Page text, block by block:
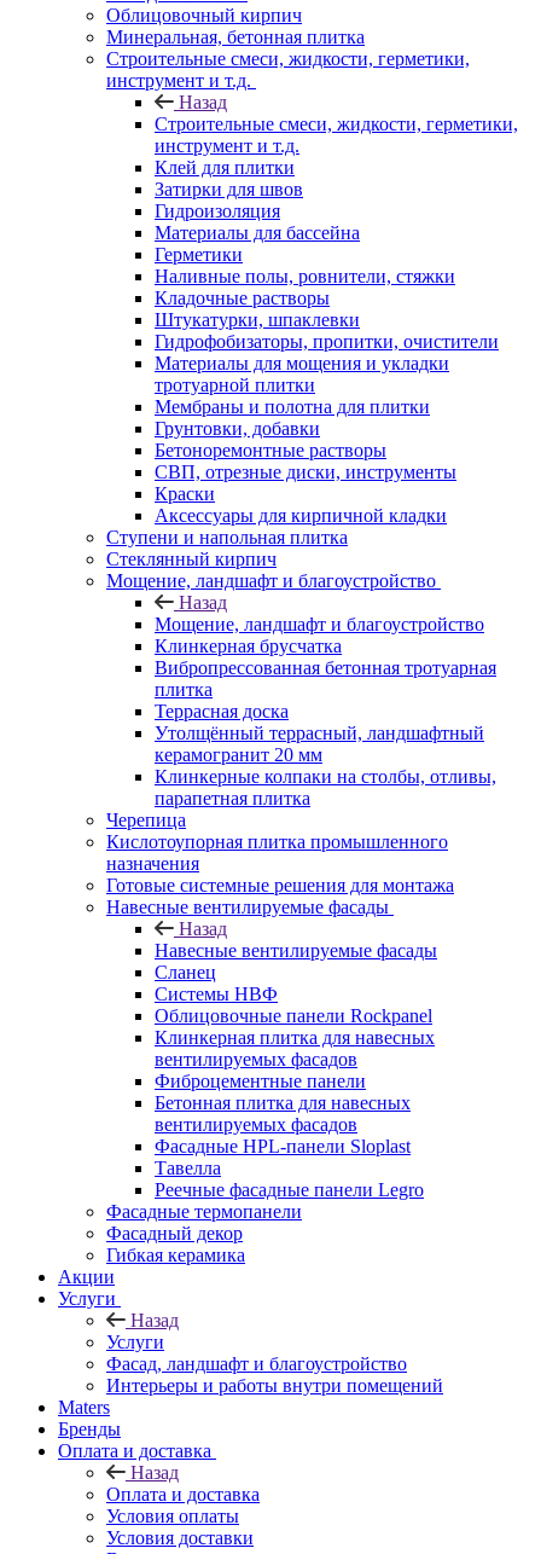
Облицовочный кирпич
Минеральная, бетонная плитка
Строительные смеси, жидкости, герметики,
инструмент и т.д.
Назад
Строительные смеси, жидкости, герметики,
инструмент и т.д.
Клей для плитки
Затирки для швов
Гидроизоляция
Материалы для бассейна
Герметики
Наливные полы, ровнители, стяжки
Кладочные растворы
Штукатурки, шпаклевки
Гидрофобизаторы, пропитки, очистители
Материалы для мощения и укладки
тротуарной плитки
Мембраны и полотна для плитки
Грунтовки, добавки
Бетоноремонтные растворы
СВП, отрезные диски, инструменты
Краски
Аксессуары для кирпичной кладки
Ступени и напольная плитка
Cтеклянный кирпич
Мощение, ландшафт и благоустройство
Назад
Мощение, ландшафт и благоустройство
Клинкерная брусчатка
Вибропрессованная бетонная тротуарная
плитка
Террасная доска
Утолщённый террасный, ландшафтный
керамогранит 20 мм
Клинкерные колпаки на столбы, отливы,
парапетная плитка
Черепица
Кислотоупорная плитка промышленного
назначения
Готовые системные решения для монтажа
Навесные вентилируемые фасады
Назад
Навесные вентилируемые фасады
Сланец
Системы НВФ
Облицовочные панели Rockpanel
Клинкерная плитка для навесных
вентилируемых фасадов
Фиброцементные панели
Бетонная плитка для навесных
вентилируемых фасадов
Фасадные HPL-панели Sloplast
Тавелла
Реечные фасадные панели Legro
Фасадные термопанели
Фасадный декор
Гибкая керамика
Акции
Услуги
Назад
Услуги
Фасад, ландшафт и благоустройство
Интерьеры и работы внутри помещений
Maters
Бренды
Оплата и доставка
Назад
Оплата и доставка
Условия оплаты
Условия доставки